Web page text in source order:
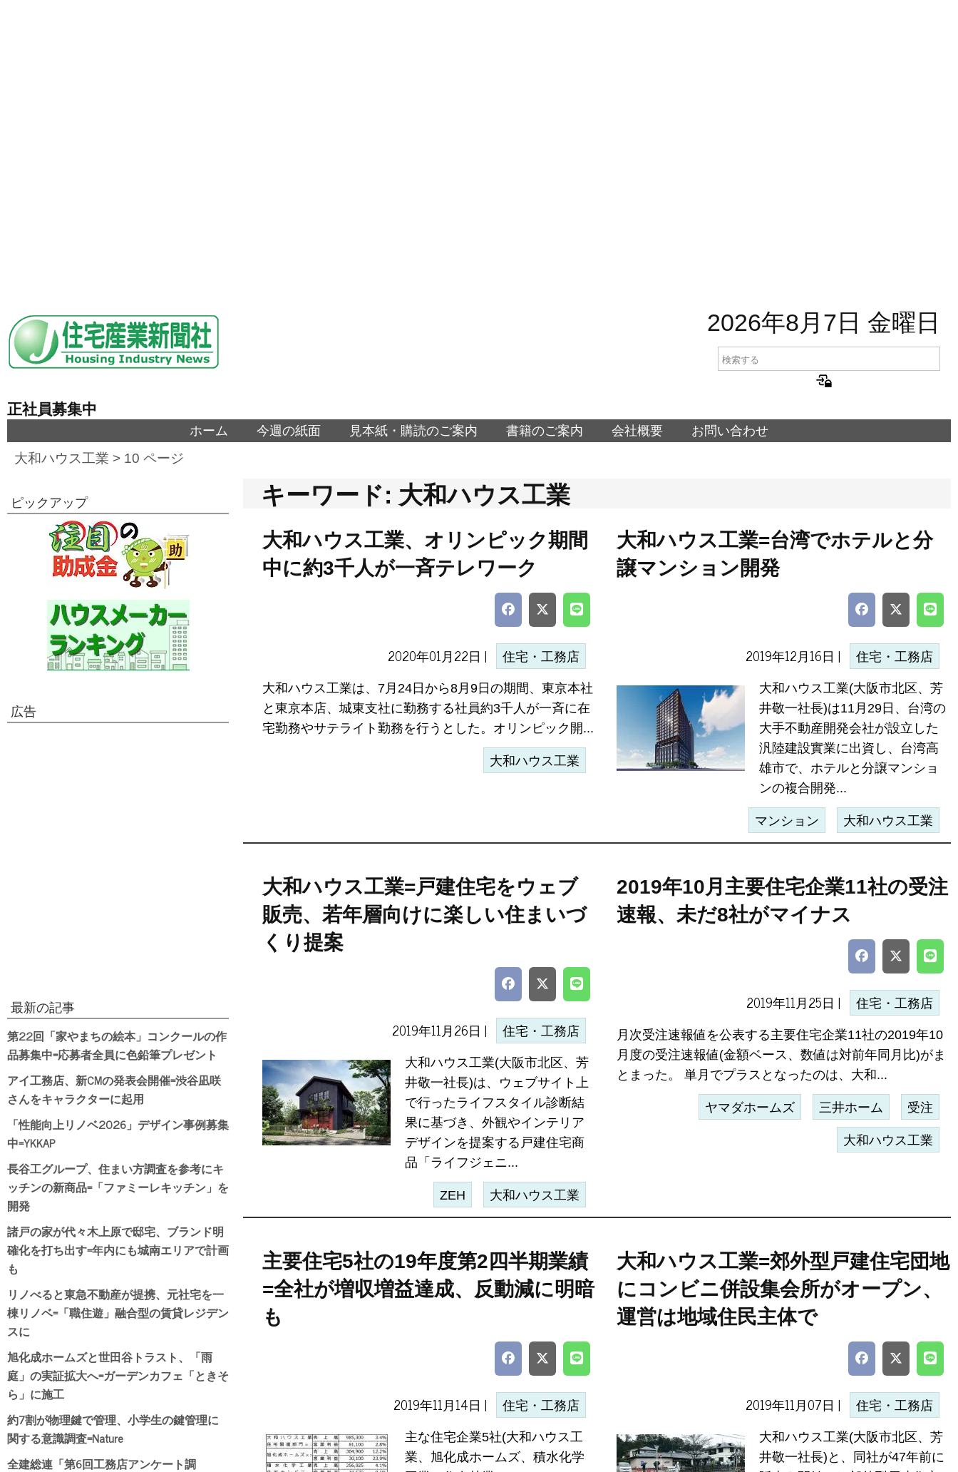
2026年8月7日 金曜日
正社員募集中
ホーム 今週の紙面 見本紙・購読のご案内 書籍のご案内 会社概要 お問い合わせ
大和ハウス工業 > 10 ページ
キーワード: 大和ハウス工業
大和ハウス工業、オリンピック期間
中に約3千人が一斉テレワーク
2020年01月22日 | 住宅・工務店
大和ハウス工業は、7月24日から8月9日の期間、東京本社
と東京本店、城東支社に勤務する社員約3千人が一斉に在
宅勤務やサテライト勤務を行うとした。オリンピック開...
大和ハウス工業
大和ハウス工業=台湾でホテルと分
譲マンション開発
2019年12月16日 | 住宅・工務店
大和ハウス工業(大阪市北区、芳
井敬一社長)は11月29日、台湾の
大手不動産開発会社が設立した
汎陸建設實業に出資し、台湾高
雄市で、ホテルと分譲マンショ
ンの複合開発...
マンション 大和ハウス工業
大和ハウス工業=戸建住宅をウェブ
販売、若年層向けに楽しい住まいづ
くり提案
2019年11月26日 | 住宅・工務店
大和ハウス工業(大阪市北区、芳
井敬一社長)は、ウェブサイト上
で行ったライフスタイル診断結
果に基づき、外観やインテリア
デザインを提案する戸建住宅商
品「ライフジェニ...
ZEH 大和ハウス工業
2019年10月主要住宅企業11社の受注
速報、未だ8社がマイナス
2019年11月25日 | 住宅・工務店
月次受注速報値を公表する主要住宅企業11社の2019年10
月度の受注速報値(金額ベース、数値は対前年同月比)がま
とまった。 単月でプラスとなったのは、大和...
ヤマダホームズ 三井ホーム 受注
大和ハウス工業
主要住宅5社の19年度第2四半期業績
=全社が増収増益達成、反動減に明暗
も
2019年11月14日 | 住宅・工務店
主な住宅企業5社(大和ハウス工
業、旭化成ホームズ、積水化学
大和ハウス工業=郊外型戸建住宅団地
にコンビニ併設集会所がオープン、
運営は地域住民主体で
2019年11月07日 | 住宅・工務店
大和ハウス工業(大阪市北区、芳
井敬一社長)と、同社が47年前に
ピックアップ
広告
最新の記事
第22回「家やまちの絵本」コンクールの作
品募集中=応募者全員に色鉛筆プレゼント
アイ工務店、新CMの発表会開催=渋谷凪咲
さんをキャラクターに起用
「性能向上リノベ2026」デザイン事例募集
中=YKKAP
長谷工グループ、住まい方調査を参考にキ
ッチンの新商品=「ファミーレキッチン」を
開発
諸戸の家が代々木上原で邸宅、ブランド明
確化を打ち出す=年内にも城南エリアで計画
も
リノべると東急不動産が提携、元社宅を一
棟リノベ=「職住遊」融合型の賃貸レジデン
スに
旭化成ホームズと世田谷トラスト、「雨
庭」の実証拡大へ=ガーデンカフェ「ときそ
ら」に施工
約7割が物理鍵で管理、小学生の鍵管理に
関する意識調査=Nature
全建総連「第6回工務店アンケート調